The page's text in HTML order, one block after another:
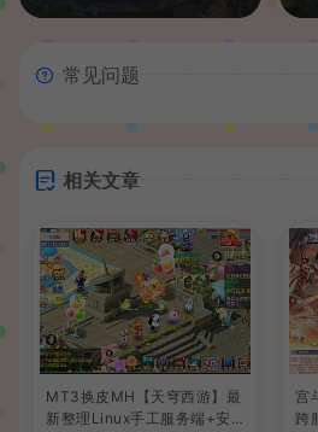
常见问题
相关文章
MT3换皮MH【天穹西游】最
新整理Linux手工服务端+安
宫
跨